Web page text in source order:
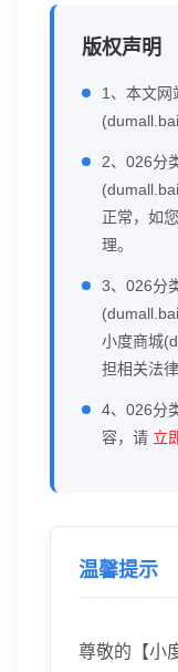
版权声明
1、本文网
2、026分
正常，如
理。
3、026分
小度商城
担相关法律
4、026分
容，请 立
温馨提示
尊敬的【小